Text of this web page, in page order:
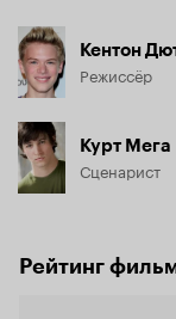
Кентон
Режиссёр
Курт Мега
Сценарист
Рейтинг